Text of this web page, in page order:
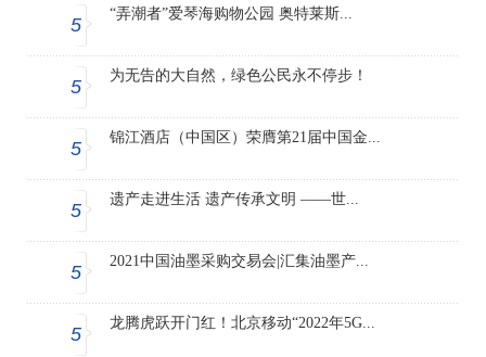
5
“弄潮者”爱琴海购物公园 奥特莱斯...
5
为无告的大自然，绿色公民永不停步！
5
锦江酒店（中国区）荣膺第21届中国金...
5
遗产走进生活 遗产传承文明 ——世...
5
2021中国油墨采购交易会|汇集油墨产...
5
龙腾虎跃开门红！北京移动“2022年5G...